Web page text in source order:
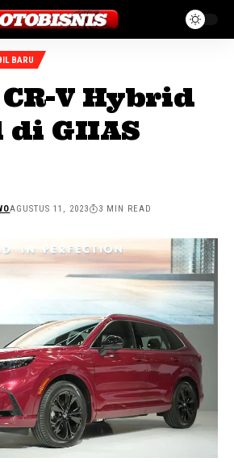
BARU
V Hybrid
GIIAS
AGUSTUS 11, 2023 3 MIN READ